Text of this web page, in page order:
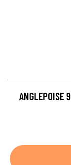
ANGLEPOISE